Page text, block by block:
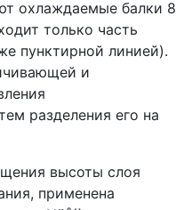
охлаждаемые балки 8
только часть
пунктирной линией).
и
разделения его на
высоты слоя
применена